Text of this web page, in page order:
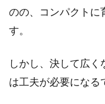
のの、コンパクトに
す。
しかし、決して広
は工夫が必要になる